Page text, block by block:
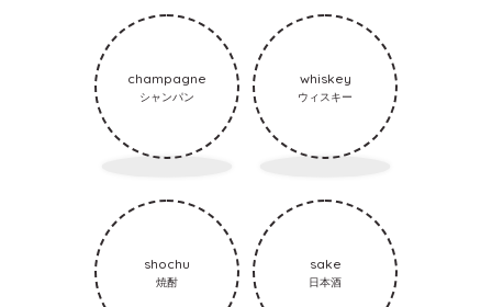
champagne
シャンパン
whiskey
ウィスキー
shochu
焼酎
sake
日本酒